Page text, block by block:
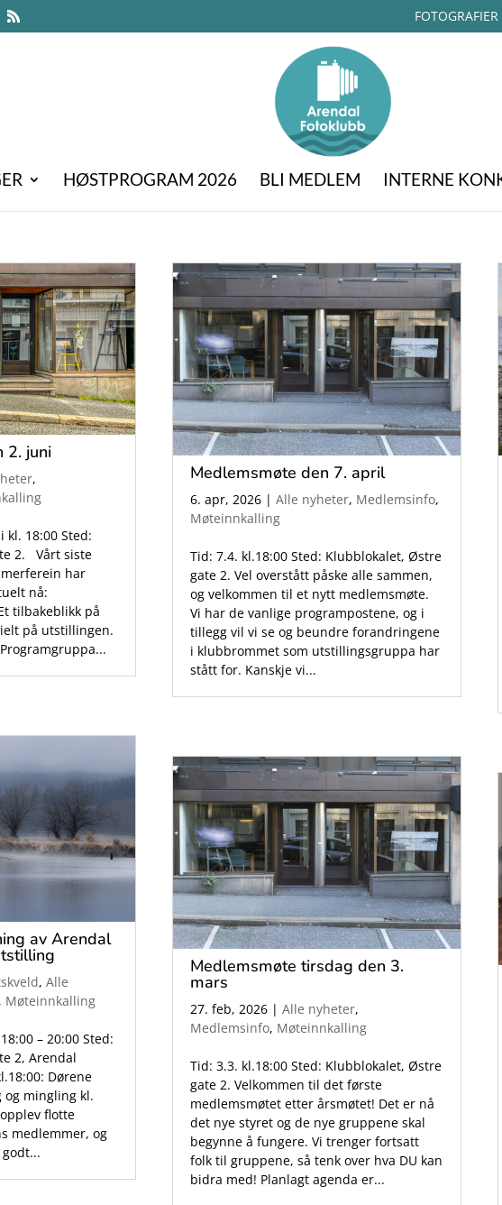
HØSTPROGRAM 2026 BLI MEDLEM INTERNE
2. juni
,
kl. 18:00 Sted:
2. Vårt siste
har
nå:
tilbakeblikk på
på utstillingen.
av Arendal
,Alle
, Møteinnkalling
– 20:00 Sted:
2, Arendal
Dørene
og mingling kl.
flotte
medlemmer, og
Medlemsmøte den 7. april
6. apr, 2026 |Alle nyheter, Medlemsinfo,
Møteinnkalling
Tid: 7.4. kl.18:00 Sted: Klubblokalet, Østre
gate 2. Vel overstått påske alle sammen,
og velkommen til et nytt medlemsmøte.
Vi har de vanlige programpostene, og i
tillegg vil vi se og beundre forandringene
i klubbrommet som utstillingsgruppa har
stått for. Kanskje vi...
Medlemsmøte tirsdag den 3.
mars
27. feb, 2026 |Alle nyheter,
Medlemsinfo, Møteinnkalling
Tid: 3.3. kl.18:00 Sted: Klubblokalet, Østre
gate 2. Velkommen til det første
medlemsmøtet etter årsmøtet! Det er nå
det nye styret og de nye gruppene skal
begynne å fungere. Vi trenger fortsatt
folk til gruppene, så tenk over hva DU kan
bidra med! Planlagt agenda er...